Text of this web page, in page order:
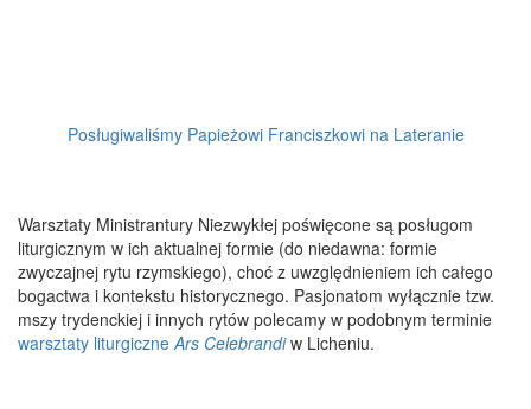
Posługiwaliśmy Papieżowi Franciszkowi na Lateranie
Warsztaty Ministrantury Niezwykłej poświęcone są posługom
liturgicznym w ich aktualnej formie (do niedawna: formie
zwyczajnej rytu rzymskiego), choć z uwzględnieniem ich całego
bogactwa i kontekstu historycznego. Pasjonatom wyłącznie tzw.
mszy trydenckiej i innych rytów polecamy w podobnym terminie
warsztaty liturgiczneArs Celebrandiw Licheniu.